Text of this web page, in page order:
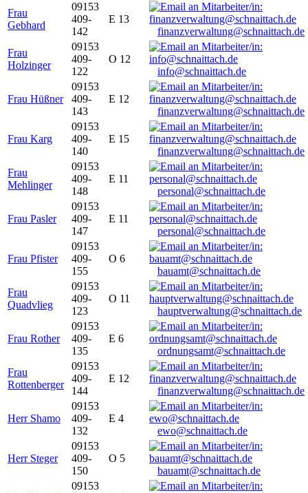
Frau
Gebhard
09153
409-
142
E 13
finanzverwaltung@schnaittach.de
Frau
Holzinger
09153
409-
122
O 12
info@schnaittach.de
Frau Hüßner
09153
409-
143
E 12
finanzverwaltung@schnaittach.de
Frau Karg
09153
409-
140
E 15
finanzverwaltung@schnaittach.de
Frau
Mehlinger
09153
409-
148
E 11
personal@schnaittach.de
Frau Pasler
09153
409-
147
E 11
personal@schnaittach.de
Frau Pfister
09153
409-
155
O 6
bauamt@schnaittach.de
Frau
Quadvlieg
09153
409-
123
O 11
hauptverwaltung@schnaittach.de
Frau Rother
09153
409-
135
E 6
ordnungsamt@schnaittach.de
Frau
Rottenberger
09153
409-
144
E 12
finanzverwaltung@schnaittach.de
Herr Shamo
09153
409-
132
E 4
ewo@schnaittach.de
Herr Steger
09153
409-
150
O 5
bauamt@schnaittach.de
09153